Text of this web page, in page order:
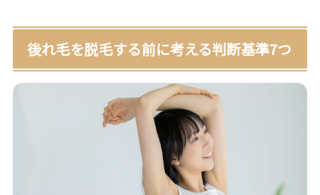
後れ毛を脱毛する前に考える判断基準7つ